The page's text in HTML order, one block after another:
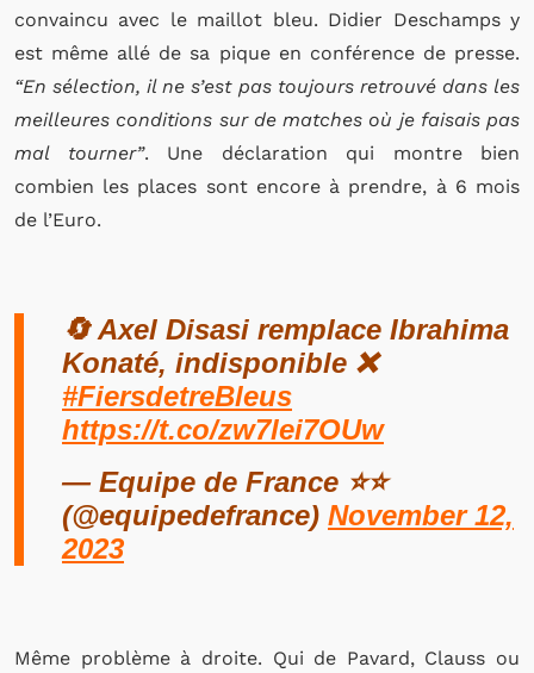
convaincu avec le maillot bleu. Didier Deschamps y
est même allé de sa pique en conférence de presse.
“En sélection, il ne s’est pas toujours retrouvé dans les
meilleures conditions sur de matches où je faisais pas
mal tourner”. Une déclaration qui montre bien
combien les places sont encore à prendre, à 6 mois
de l’Euro.
🔄 Axel Disasi remplace Ibrahima
Konaté, indisponible ❌
#FiersdetreBleus
https://t.co/zw7lei7OUw
— Equipe de France ⭐⭐
(@equipedefrance) November 12,
2023
Même problème à droite. Qui de Pavard, Clauss ou